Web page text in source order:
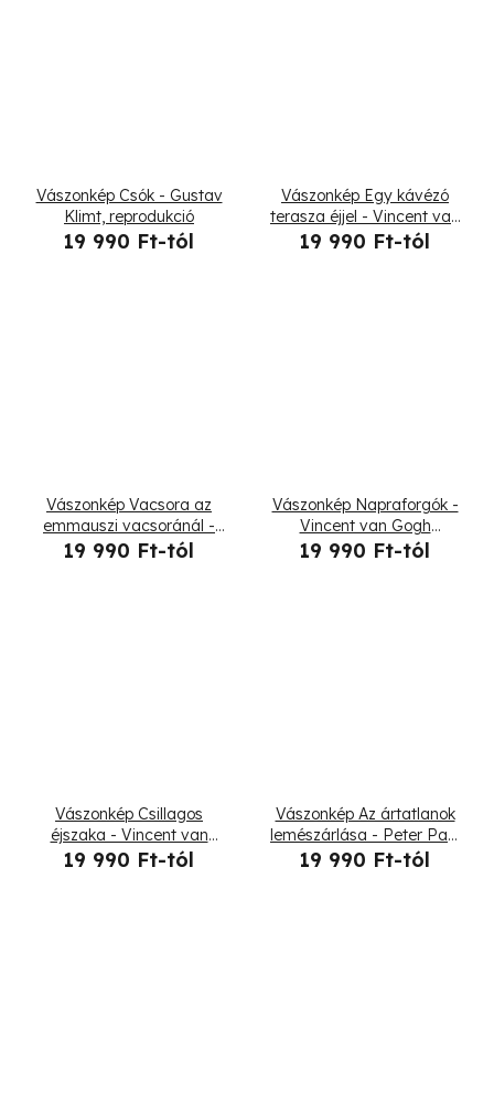
Vászonkép Csók - Gustav
Klimt, reprodukció
19 990 Ft-tól
Vászonkép Egy kávézó
terasza éjjel - Vincent van
Gogh reprodukció
19 990 Ft-tól
Vászonkép Vacsora az
emmauszi vacsoránál -
Michelangelo Merisi da
19 990 Ft-tól
Vászonkép Napraforgók -
Vincent van Gogh
reprodukció
19 990 Ft-tól
Vászonkép Csillagos
éjszaka - Vincent van
Gogh, reprodukció
19 990 Ft-tól
Vászonkép Az ártatlanok
lemészárlása - Peter Paul
Rubens, reprodukció
19 990 Ft-tól